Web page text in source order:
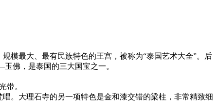
模最大、最有民族特色的王宫，被称为“泰国艺术大全”。后
佛，是泰国的三大国宝之一。
带。
。大理石寺的另一项特色是金和漆交错的梁柱，非常精致细